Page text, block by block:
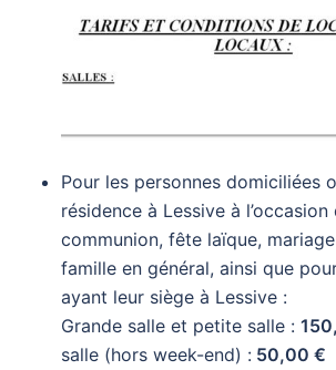
Pour les personnes domiciliées
résidence à Lessive à
communion, fête laïque,
famille en général, ainsi que
ayant leur siège à Lessive :
Grande salle et petite salle :
salle (hors week-end) : 50,00 €